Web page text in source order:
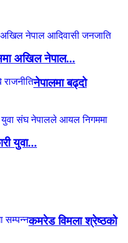
अखिल नेपाल...
नेपालमा बढ्दो
युवा...
कमरेड विमला श्रेष्ठको